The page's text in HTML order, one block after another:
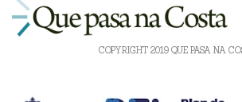
COPYRIGHT 2019 QUE PASA NA